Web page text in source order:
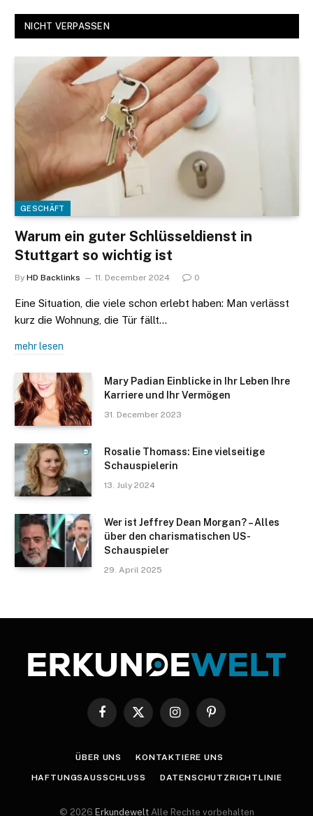
NICHT VERPASSEN
GESCHÄFT
Warum ein guter Schlüsseldienst in
Stuttgart so wichtig ist
By HD Backlinks 11. December 2024 0
Eine Situation, die viele schon erlebt haben: Man verlässt
kurz die Wohnung, die Tür fällt…
mehr lesen
Mary Padian Einblicke in Ihr Leben Ihre
Karriere und Ihr Vermögen
31. December 2023
Rosalie Thomass: Eine vielseitige
Schauspielerin
13. July 2024
Wer ist Jeffrey Dean Morgan? – Alles
über den charismatischen US-
Schauspieler
29. April 2025
Facebook
X
InstagramPinterest
ÜBER UNS KONTAKTIERE UNS
HAFTUNGSAUSSCHLUSS DATENSCHUTZRICHTLINIE
© 2026 Erkundewelt Alle Rechte vorbehalten